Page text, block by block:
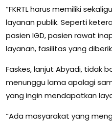
“FKRTL harus memiliki
layanan publik. Seperti
pasien IGD, pasien rawat
layanan, fasilitas yang
Faskes, lanjut Abyadi, tidak
menunggu lama apalagi
yang ingin mendapatkan
“Ada masyarakat yang